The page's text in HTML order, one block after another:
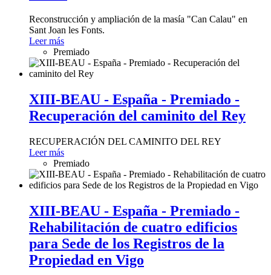
Reconstrucción y ampliación de la masía "Can Calau" en
Sant Joan les Fonts.
Leer más
Premiado
XIII-BEAU - España - Premiado -
Recuperación del caminito del Rey
RECUPERACIÓN DEL CAMINITO DEL REY
Leer más
Premiado
XIII-BEAU - España - Premiado -
Rehabilitación de cuatro edificios
para Sede de los Registros de la
Propiedad en Vigo